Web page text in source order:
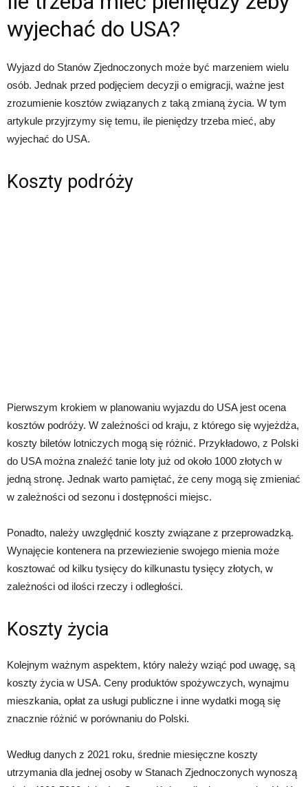
wyjechać do USA?
Wyjazd do Stanów Zjednoczonych może być marzeniem wielu
osób. Jednak przed podjęciem decyzji o emigracji, ważne jest
zrozumienie kosztów związanych z taką zmianą życia. W tym
artykule przyjrzymy się temu, ile pieniędzy trzeba mieć, aby
wyjechać do USA.
Koszty podróży
Pierwszym krokiem w planowaniu wyjazdu do USA jest ocena
kosztów podróży. W zależności od kraju, z którego się wyjeżdża,
koszty biletów lotniczych mogą się różnić. Przykładowo, z Polski
do USA można znaleźć tanie loty już od około 1000 złotych w
jedną stronę. Jednak warto pamiętać, że ceny mogą się zmieniać
w zależności od sezonu i dostępności miejsc.
Ponadto, należy uwzględnić koszty związane z przeprowadzką.
Wynajęcie kontenera na przewiezienie swojego mienia może
kosztować od kilku tysięcy do kilkunastu tysięcy złotych, w
zależności od ilości rzeczy i odległości.
Koszty życia
Kolejnym ważnym aspektem, który należy wziąć pod uwagę, są
koszty życia w USA. Ceny produktów spożywczych, wynajmu
mieszkania, opłat za usługi publiczne i inne wydatki mogą się
znacznie różnić w porównaniu do Polski.
Według danych z 2021 roku, średnie miesięczne koszty
utrzymania dla jednej osoby w Stanach Zjednoczonych wynoszą